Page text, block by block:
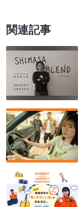
関連記事